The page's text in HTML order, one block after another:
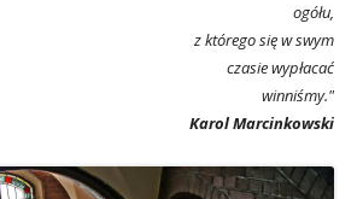
ogółu,
z którego się w swym
czasie wypłacać
winniśmy."
Karol Marcinkowski